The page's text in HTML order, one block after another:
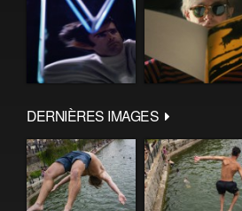
DERNIÈRES IMAGES